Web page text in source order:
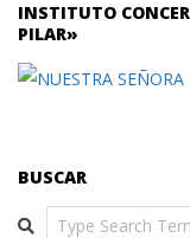
INSTITUTO
PILAR»
BUSCAR
Search